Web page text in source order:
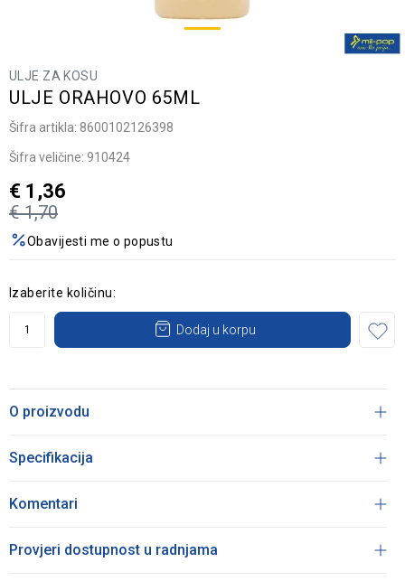
ULJE ZA KOSU
ULJE ORAHOVO 65ML
Šifra artikla: 8600102126398
Šifra veličine: 910424
€ 1,70
€ 1,36
Obavijesti me o popustu
Izaberite količinu:
Dodaj u korpu
O proizvodu
Specifikacija
Komentari
Provjeri dostupnost u radnjama